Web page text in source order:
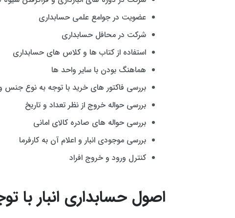
عضویت در جوامع علمی حسابداری
شرکت در محافل حسابداری
استفاده از کتاب ها و کلاس های حسابداری
هماهنگ بودن با سایر واحد ها
بررسی فاکتور های خرید با توجه به نوع جنس
بررسی حواله خروج از نظر تعداد و تاریخ
بررسی حواله های صادره کالای امانی
بررسی موجودی انبار و اعلام آن به کارفرما
کنترل ورود و خروج افراد
اصول حسابداری انبار با